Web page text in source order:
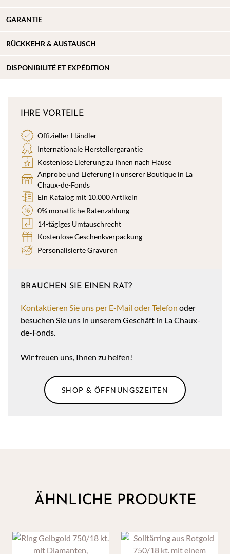
GARANTIE
RÜCKKEHR & AUSTAUSCH
DISPONIBILITÉ ET EXPÉDITION
IHRE VORTEILE
Offizieller Händler
Internationale Herstellergarantie
Kostenlose Lieferung zu Ihnen nach Hause
Anprobe und Lieferung in unserer Boutique in La
Chaux-de-Fonds
Ein Katalog mit 10.000 Artikeln
0% monatliche Ratenzahlung
14-tägiges Umtauschrecht
Kostenlose Geschenkverpackung
Personalisierte Gravuren
BRAUCHEN SIE EINEN RAT?
Kontaktieren Sie uns per E-Mail oder Telefon oder
besuchen Sie uns in unserem Geschäft in La Chaux-
de-Fonds.
Wir freuen uns, Ihnen zu helfen!
SHOP & ÖFFNUNGSZEITEN
ÄHNLICHE PRODUKTE